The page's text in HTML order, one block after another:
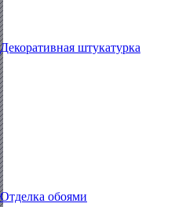
Декоративная штукатурка
Отделка обоями